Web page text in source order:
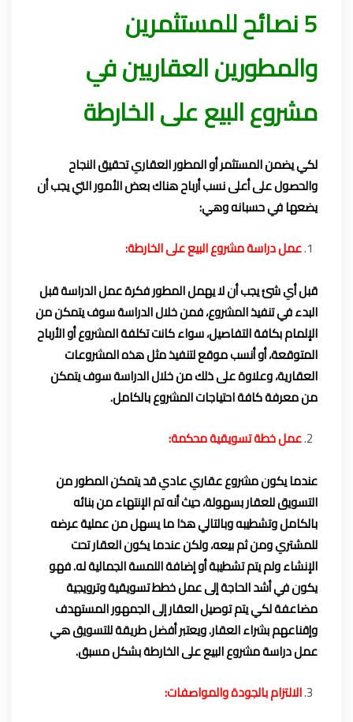
5 نصائح للمستثمرين
والمطورين العقاريين في
مشروع البيع على الخارطة
لكي يضمن المستثمر أو المطور العقاري تحقيق النجاح
والحصول على أعلى نسب أرباح هناك بعض الأمور التي يجب أن
يضعها في حسبانه وهي:
عمل دراسة مشروع البيع على الخارطة:
قبل أي شئ يجب أن لا يهمل المطور فكرة عمل الدراسة قبل
البدء في تنفيذ المشروع، فمن خلال الدراسة سوف يتمكن من
الإلمام بكافة التفاصيل، سواء كانت تكلفة المشروع أو الأرباح
المتوقعة، أو أنسب موقع لتنفيذ مثل هذه المشروعات
العقارية، وعلاوة على ذلك من خلال الدراسة سوف يتمكن
من معرفة كافة احتياجات المشروع بالكامل.
عمل خطة تسويقية محكمة:
عندما يكون مشروع عقاري عادي قد يتمكن المطور من
التسويق للعقار بسهولة، حيث أنه تم الإنتهاء من بنائه
بالكامل وتشطيبه وبالتالي هذا ما يسهل من عملية عرضه
للمشتري ومن ثم بيعه، ولكن عندما يكون العقار تحت
الإنشاء ولم يتم تشطيبة أو إضافة اللمسة الجمالية له. فهو
يكون في أشد الحاجة إلى عمل خطط تسويقية وترويجية
مضاعفة لكي يتم توصيل العقار إلى الجمهور المستهدف
وإقناعهم بشراء العقار. ويعتبر أفضل طريقة للتسويق هي
عمل دراسة مشروع البيع على الخارطة بشكل مسبق.
الالتزام بالجودة والمواصفات: